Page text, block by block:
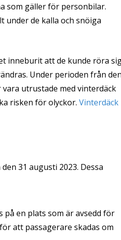
som gäller för personbilar.
under de kalla och snöiga
inneburit att de kunde röra
Under perioden från
utrustade med vinterdäck
risken för olyckor.Vinterdäck
31 augusti 2023. Dessa
en plats som är avsedd för
att passagerare skadas om